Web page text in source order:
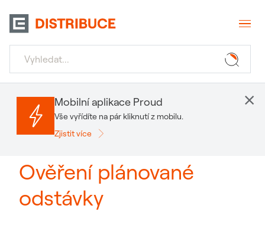
Ověření plánované
odstávky
Mobilní aplikace Proud
Vše vyřídíte na pár kliknutí z mobilu.
Zjistit více
×